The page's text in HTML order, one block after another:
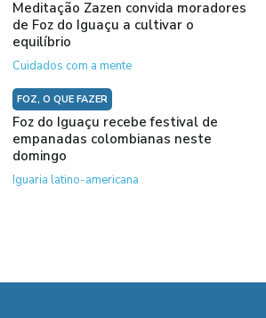
Meditação Zazen convida moradores
de Foz do Iguaçu a cultivar o
equilíbrio
Cuidados com a mente
FOZ, O QUE FAZER
Foz do Iguaçu recebe festival de
empanadas colombianas neste
domingo
Iguaria latino-americana